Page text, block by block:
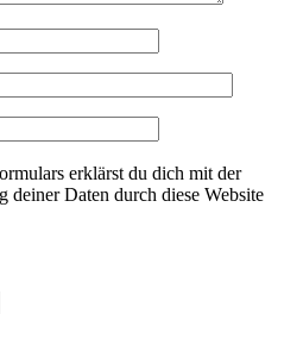
erklärst du dich mit der
deiner Daten durch diese Website